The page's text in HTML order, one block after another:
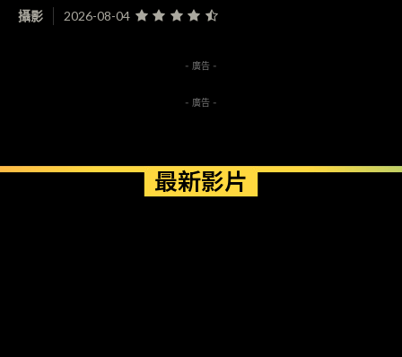
攝影 2026-08-04
- 廣告 -
- 廣告 -
最新影片